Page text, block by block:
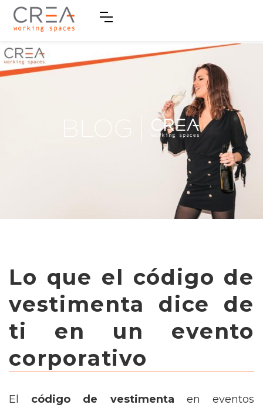
Lo que el código de
vestimenta dice de
ti en un evento
corporativo
El código de vestimenta en eventos